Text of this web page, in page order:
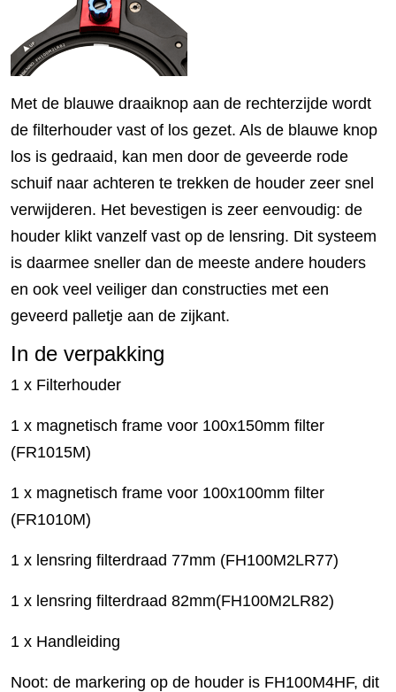
Met de blauwe draaiknop aan de rechterzijde wordt
de filterhouder vast of los gezet. Als de blauwe knop
los is gedraaid, kan men door de geveerde rode
schuif naar achteren te trekken de houder zeer snel
verwijderen. Het bevestigen is zeer eenvoudig: de
houder klikt vanzelf vast op de lensring. Dit systeem
is daarmee sneller dan de meeste andere houders
en ook veel veiliger dan constructies met een
geveerd palletje aan de zijkant.
In de verpakking
1 x Filterhouder
1 x magnetisch frame voor 100x150mm filter
(FR1015M)
1 x magnetisch frame voor 100x100mm filter
(FR1010M)
1 x lensring filterdraad 77mm (FH100M2LR77)
1 x lensring filterdraad 82mm(FH100M2LR82)
1 x Handleiding
Noot: de markering op de houder is FH100M4HF, dit